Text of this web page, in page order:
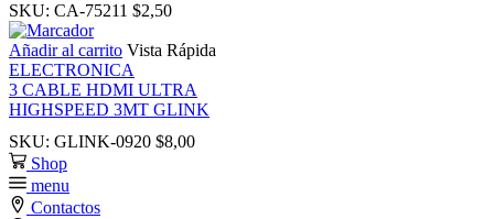
satın al
SKU: CA-75211 $2,50
Añadir al carrito Vista Rápida
ELECTRONICA
3 CABLE HDMI ULTRA
HIGHSPEED 3MT GLINK
SKU: GLINK-0920 $8,00
Shop
menu
Contactos